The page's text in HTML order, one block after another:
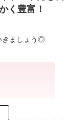
く豊富！
きましょう◎